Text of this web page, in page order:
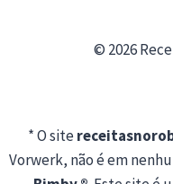
© 2026
* O site
Vorwerk, não é em